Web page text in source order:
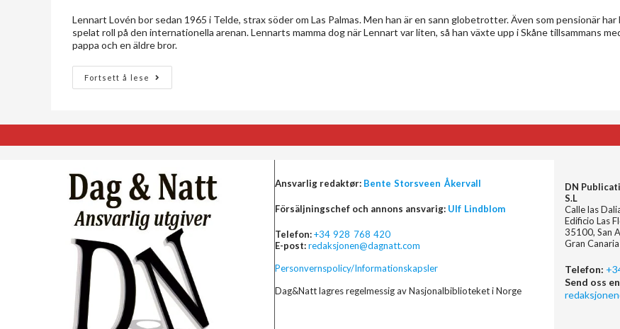
Lennart Lovén bor sedan 1965 i Telde, strax söder om Las Palmas. Men han är en sann globetrotter. Även som pensionär har
spelat roll på den internationella arenan. Lennarts mamma dog när Lennart var liten, så han växte upp i Skåne tillsammans
pappa och en äldre bror.
Fortsett å lese
Ansvarlig redaktør: Bente Storsveen Åkervall
Försäljningschef och annons ansvarig: Ulf Lindblom
Telefon:+34 928 768 420
E-post:redaksjonen@dagnatt.com
Personvernspolicy/Informationskapsler
Dag&Natt lagres regelmessig av Nasjonalbiblioteket i Norge
DN
S.L
Calle las
Edificio Las
35100, San
Gran Canaria
Telefon:
Send oss